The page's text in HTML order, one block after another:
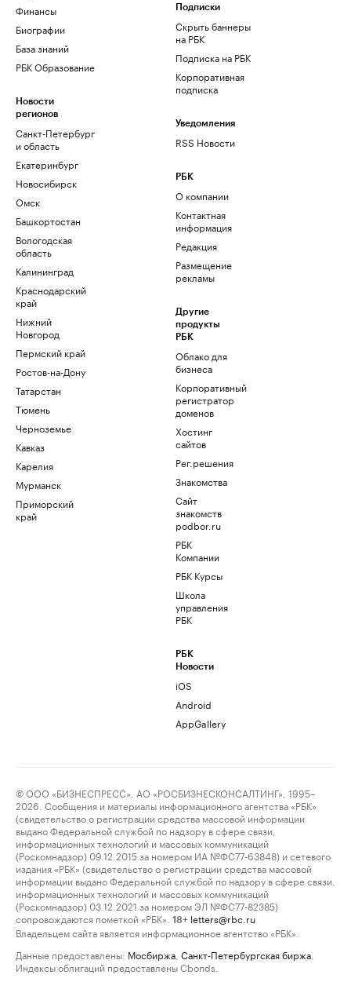
Финансы
Биографии
База знаний
РБК Образование
Новости
регионов
Санкт-Петербург
и область
Екатеринбург
Новосибирск
Омск
Башкортостан
Вологодская
область
Калининград
Краснодарский
край
Нижний
Новгород
Пермский край
Ростов-на-Дону
Татарстан
Тюмень
Черноземье
Кавказ
Карелия
Мурманск
Приморский
край
Подписки
Скрыть баннеры
на РБК
Подписка на РБК
Корпоративная
подписка
Уведомления
RSS Новости
РБК
О компании
Контактная
информация
Редакция
Размещение
рекламы
Другие
продукты
РБК
Облако для
бизнеса
Корпоративный
регистратор
доменов
Хостинг
сайтов
Рег.решения
Знакомства
Сайт
знакомств
podbor.ru
РБК
Компании
РБК Курсы
Школа
управления
РБК
РБК
Новости
iOS
Android
AppGallery
© ООО «БИЗНЕСПРЕСС», АО «РОСБИЗНЕСКОНСАЛТИНГ», 1995–
2026. Сообщения и материалы информационного агентства «РБК»
(свидетельство о регистрации средства массовой информации
выдано Федеральной службой по надзору в сфере связи,
информационных технологий и массовых коммуникаций
(Роскомнадзор) 09.12.2015 за номером ИА №ФС77-63848) и сетевого
издания «РБК» (свидетельство о регистрации средства массовой
информации выдано Федеральной службой по надзору в сфере связи,
информационных технологий и массовых коммуникаций
(Роскомнадзор) 03.12.2021 за номером ЭЛ №ФС77-82385)
сопровождаются пометкой «РБК».
18+ letters@rbc.ru
Владельцем сайта является информационное агентство «РБК».
Данные предоставлены: Мосбиржа Санкт-Петербургская биржа
Индексы облигаций предоставлены Cbonds.